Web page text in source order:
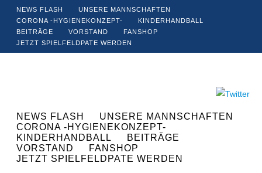
NEWS FLASH
UNSERE MANNSCHAFTEN
CORONA -HYGIENEKONZEPT-
KINDERHANDBALL
BEITRÄGE
VORSTAND
FANSHOP
JETZT SPIELFELDPATE WERDEN
NEWS FLASH
UNSERE MANNSCHAFTEN
CORONA -HYGIENEKONZEPT-
KINDERHANDBALL
BEITRÄGE
VORSTAND
FANSHOP
JETZT SPIELFELDPATE WERDEN